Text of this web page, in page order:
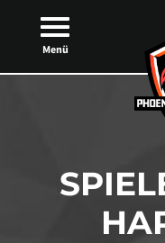
Menü